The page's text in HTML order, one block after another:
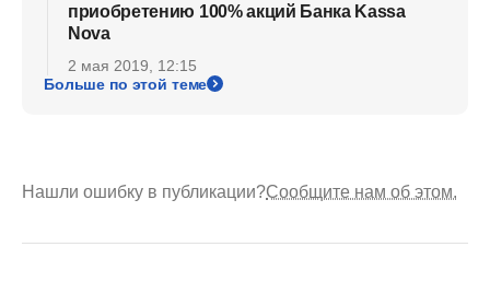
приобретению 100% акций Банка Kassa
Nova
2 мая 2019, 12:15
Больше по этой теме
Нашли ошибку в публикации?Сообщите нам об этом.